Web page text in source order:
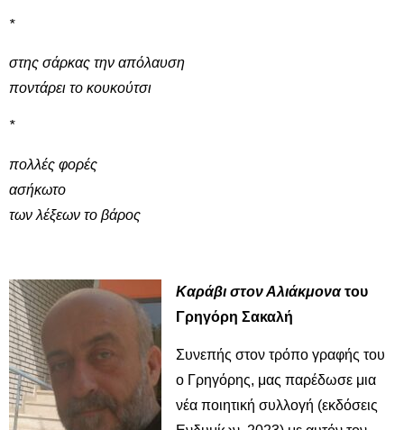
*
στης σάρκας την απόλαυση
ποντάρει το κουκούτσι
*
πολλές φορές
ασήκωτο
των λέξεων το βάρος
Καράβι στον Αλιάκμονατου
Γρηγόρη Σακαλή
Συνεπής στον τρόπο γραφής του
ο Γρηγόρης, μας παρέδωσε μια
νέα ποιητική συλλογή (εκδόσεις